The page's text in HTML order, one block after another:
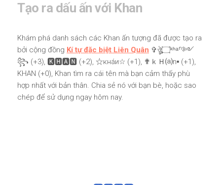
Tạo ra dấu ấn với Khan
Khám phá danh sách các Khan ấn tượng đã được tạo ra
bởi cộng đồng Kí tự đặc biệt Liên Quân ✞ঔৣ۝ᵏʰᵃⁿ༻
꧂ (+3), 🅺🅷🅰🅽 (+2), ☆кнáи☆ (+1), ✟ｋＨ⒜n▪ (+1),
KHAN (+0), Khan tìm ra cái tên mà bạn cảm thấy phù
hợp nhất với bản thân. Chia sẻ nó với bạn bè, hoặc sao
chép để sử dụng ngay hôm nay.